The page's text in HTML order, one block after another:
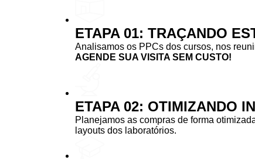
ETAPA 01: TRAÇANDO
Analisamos os PPCs dos cursos, nos
AGENDE SUA VISITA SEM CUSTO!
ETAPA 02: OTIMIZANDO
Planejamos as compras de forma
layouts dos laboratórios.